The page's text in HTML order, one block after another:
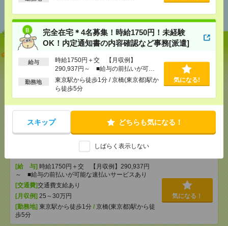
完全在宅＊4名募集！時給1750円！未経験
OK！内定通知書の内容確認など事務[派遣]
給与
時給1750円＋交 【月収例】
290,937円～ ■給与の前払いが可能
な速払いサービスあり
勤務地
東京駅から徒歩1分 / 京橋(東京都)駅か
ら徒歩5分
気になる!
スキップ どちらも気になる！
しばらく表示しない
【オープニング募集】おばあちゃんのお散歩付き添
いも仕事の1つ[派遣]
[給 与]無資格未経験：時給1500円～ ■週払い
OK ■扶養内OK ■日収1万2000円以上
目白駅/北池袋駅/…
完全在宅＊4名募集！時給1750円！未経験OK！内定
通知書の内容確認など事務[派遣]
[給 与] 時給1750円＋交 【月収例】290,937円
～ ■給与の前払いが可能な速払いサービスあり
[交通費]交通費支給あり
[月収例] 25～30万円
[勤務地] 東京駅から徒歩1分 / 京橋(東京都)駅から徒
歩5分
気になる！